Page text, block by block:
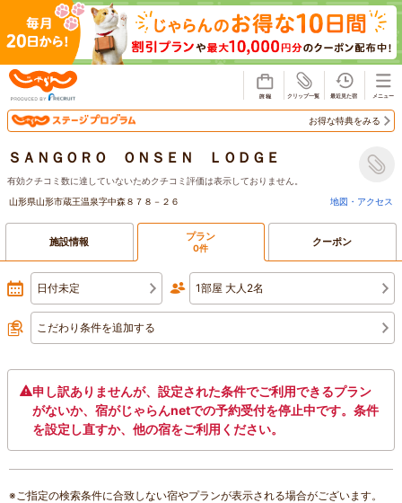
お得な特典をみる
ＳＡＮＧＯＲＯ ＯＮＳＥＮ ＬＯＤＧＥ
有効クチコミ数に達していないためクチコミ評価は表示しておりません。
山形県山形市蔵王温泉字中森８７８－２６
地図・アクセス
施設情報 プラン
0件 クーポン
日付未定 1部屋 大人2名
こだわり条件を追加する
申し訳ありませんが、設定された条件でご利用できるプラン
がないか、宿がじゃらんnetでの予約受付を停止中です。条件
を設定し直すか、他の宿をご利用ください。
※ご指定の検索条件に合致しない宿やプランが表示される場合がございます。